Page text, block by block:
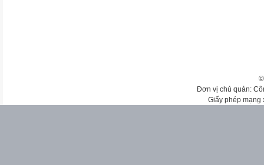
Đơn vị chủ quản:
Giấy phép mạng